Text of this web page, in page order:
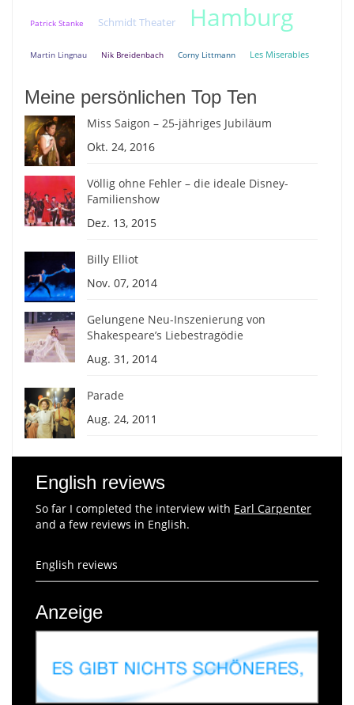
Patrick Stanke Schmidt Theater Hamburg
Martin Lingnau Nik Breidenbach Corny Littmann Les Miserables
Meine persönlichen Top Ten
Miss Saigon – 25-jähriges Jubiläum
Okt. 24, 2016
Völlig ohne Fehler – die ideale Disney-
Familienshow
Dez. 13, 2015
Billy Elliot
Nov. 07, 2014
Gelungene Neu-Inszenierung von
Shakespeare’s Liebestragödie
Aug. 31, 2014
Parade
Aug. 24, 2011
English reviews
So far I completed the interview with Earl Carpenter
and a few reviews in English.
English reviews
Anzeige